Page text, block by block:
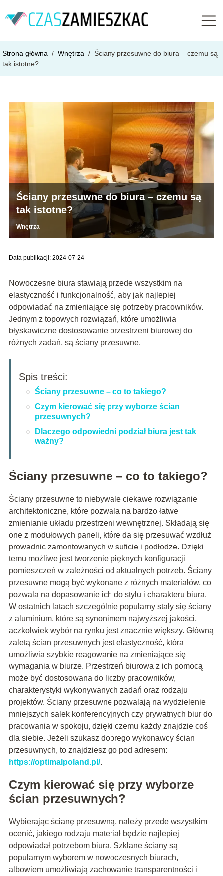
Strona główna / Wnętrza / Ściany przesuwne do biura – czemu są
tak istotne?
Ściany przesuwne do biura – czemu są
tak istotne?
Wnętrza
Data publikacji: 2024-07-24
Nowoczesne biura stawiają przede wszystkim na
elastyczność i funkcjonalność, aby jak najlepiej
odpowiadać na zmieniające się potrzeby pracowników.
Jednym z topowych rozwiązań, które umożliwia
błyskawiczne dostosowanie przestrzeni biurowej do
różnych zadań, są ściany przesuwne.
Spis treści:
Ściany przesuwne – co to takiego?
Czym kierować się przy wyborze ścian
przesuwnych?
Dlaczego odpowiedni podział biura jest tak
ważny?
Ściany przesuwne – co to takiego?
Ściany przesuwne to niebywale ciekawe rozwiązanie
architektoniczne, które pozwala na bardzo łatwe
zmienianie układu przestrzeni wewnętrznej. Składają się
one z modułowych paneli, które da się przesuwać wzdłuż
prowadnic zamontowanych w suficie i podłodze. Dzięki
temu możliwe jest tworzenie pięknych konfiguracji
pomieszczeń w zależności od aktualnych potrzeb. Ściany
przesuwne mogą być wykonane z różnych materiałów, co
pozwala na dopasowanie ich do stylu i charakteru biura.
W ostatnich latach szczególnie popularny stały się ściany
z aluminium, które są synonimem najwyższej jakości,
aczkolwiek wybór na rynku jest znacznie większy. Główną
zaletą ścian przesuwnych jest elastyczność, która
umożliwia szybkie reagowanie na zmieniające się
wymagania w biurze. Przestrzeń biurowa z ich pomocą
może być dostosowana do liczby pracowników,
charakterystyki wykonywanych zadań oraz rodzaju
projektów. Ściany przesuwne pozwalają na wydzielenie
mniejszych salek konferencyjnych czy prywatnych biur do
pracowania w spokoju, dzięki czemu każdy znajdzie coś
dla siebie. Jeżeli szukasz dobrego wykonawcy ścian
przesuwnych, to znajdziesz go pod adresem:
https://optimalpoland.pl/.
Czym kierować się przy wyborze
ścian przesuwnych?
Wybierając ścianę przesuwną, należy przede wszystkim
ocenić, jakiego rodzaju materiał będzie najlepiej
odpowiadał potrzebom biura. Szklane ściany są
popularnym wyborem w nowoczesnych biurach,
albowiem umożliwiają zachowanie transparentności i